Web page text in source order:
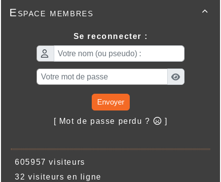

Espace membres
Se reconnecter :
Envoyer
[ Mot de passe perdu ? ]
605957 visiteurs
32 visiteurs en ligne